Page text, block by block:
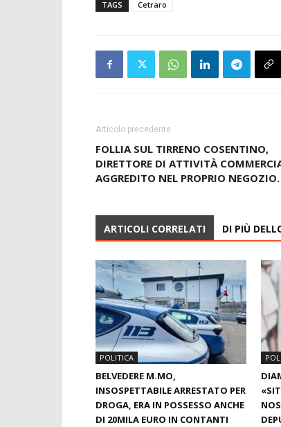
TAGS Cetraro
Articolo precedente
FOLLIA SUL TIRRENO COSENTINO,
DIRETTORE DI ATTIVITÀ
AGGREDITO NEL PROPRIO NEGOZIO.
ARTICOLI CORRELATI DI PIÙ
POLITICA
BELVEDERE M.MO,
INSOSPETTABILE ARRESTATO PER
DROGA, ERA IN POSSESSO ANCHE
DI 20MILA EURO IN CONTANTI